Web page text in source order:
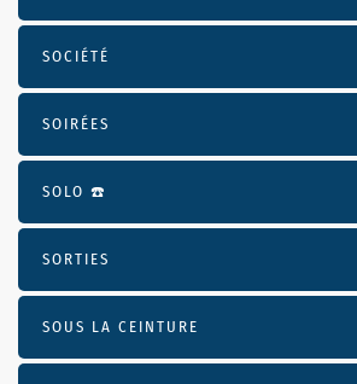
SOCIÉTÉ
SOIRÉES
SOLO ☎️
SORTIES
SOUS LA CEINTURE